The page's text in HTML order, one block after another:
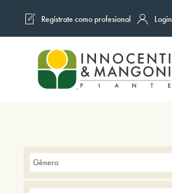
Skip to main content
Regístrate como profesional
Género